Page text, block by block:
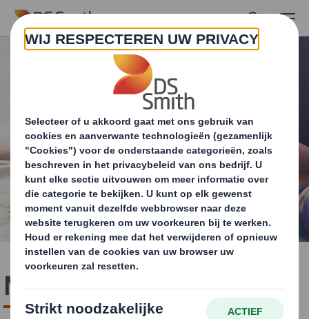
Skip to main content
Media contact